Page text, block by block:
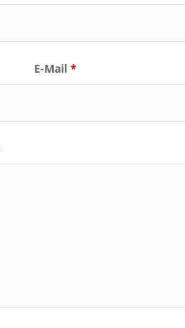
E-Mail *